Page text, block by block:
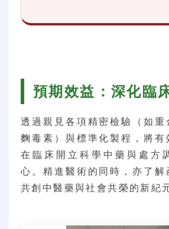
預期效益：深化臨
透過親見各項精密檢驗（如重
麴毒素）與標準化製程，將有
在臨床開立科學中藥與處方
心。精進醫術的同時，亦了解
共創中醫藥與社會共榮的新紀